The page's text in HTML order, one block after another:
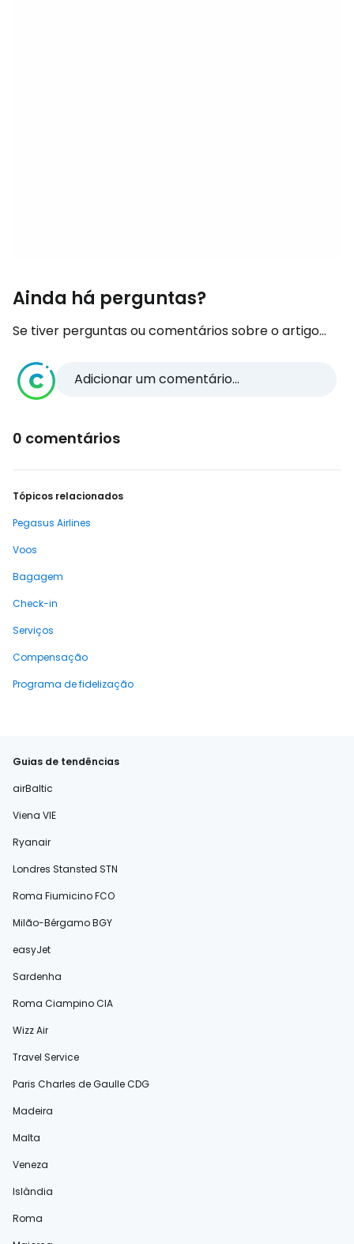
Ainda há perguntas?
Se tiver perguntas ou comentários sobre o artigo...
Adicionar um comentário...
0 comentários
Tópicos relacionados
Pegasus Airlines
Voos
Bagagem
Check-in
Serviços
Compensação
Programa de fidelização
Guias de tendências
airBaltic
Viena VIE
Ryanair
Londres Stansted STN
Roma Fiumicino FCO
Milão-Bérgamo BGY
easyJet
Sardenha
Roma Ciampino CIA
Wizz Air
Travel Service
Paris Charles de Gaulle CDG
Madeira
Malta
Veneza
Islândia
Roma